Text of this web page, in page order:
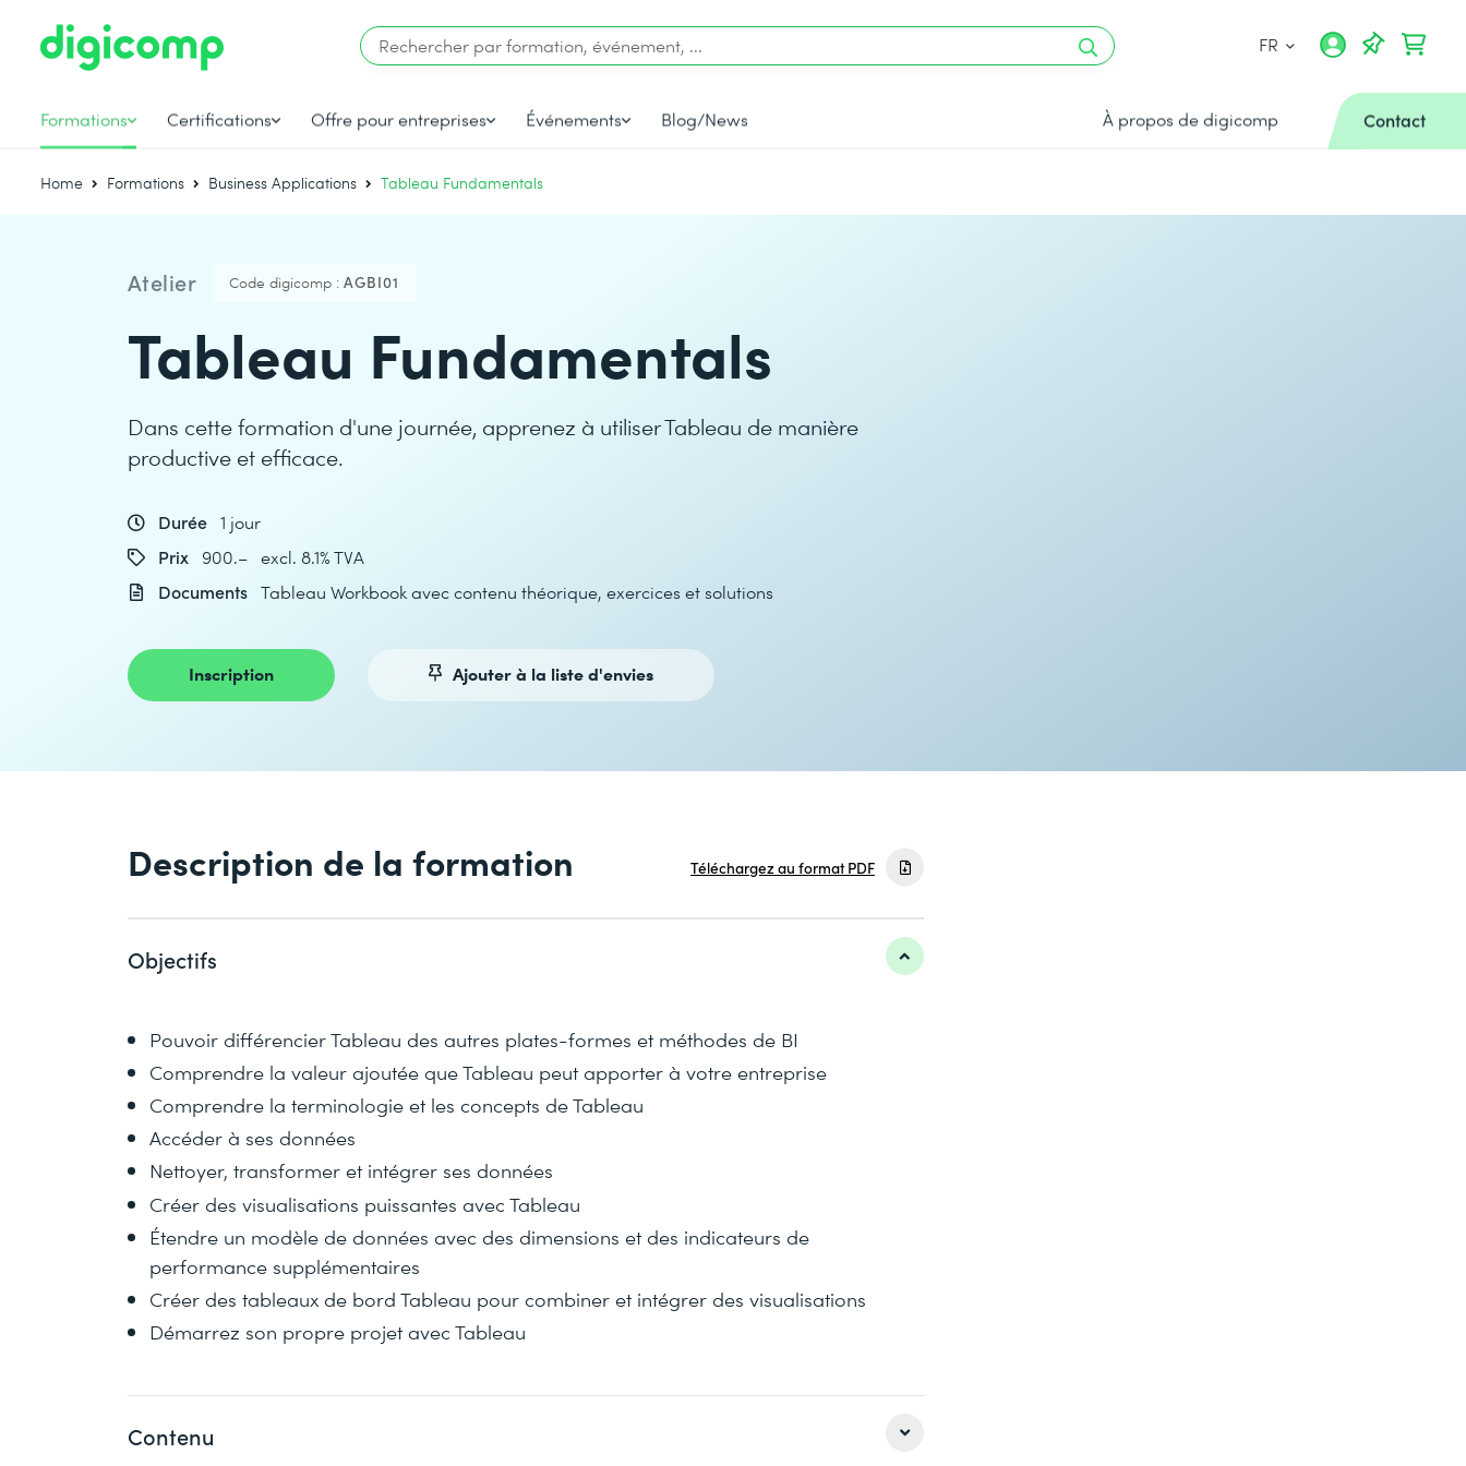
FR
Formations Certifications Offre pour entreprises Événements Blog/News À propos de digicomp Contact
Home Formations Business Applications Tableau Fundamentals
Atelier Code digicomp : AGBI01
Tableau Fundamentals
Dans cette formation d'une journée, apprenez à utiliser Tableau de manière
productive et efficace.
Durée 1 jour
Prix
900.– excl. 8.1% TVA
Documents Tableau Workbook avec contenu théorique, exercices et solutions
Inscription Ajouter à la liste d'envies
Description de la formation Téléchargez au format PDF
Objectifs
Pouvoir différencier Tableau des autres plates-formes et méthodes de BI
Comprendre la valeur ajoutée que Tableau peut apporter à votre entreprise
Comprendre la terminologie et les concepts de Tableau
Accéder à ses données
Nettoyer, transformer et intégrer ses données
Créer des visualisations puissantes avec Tableau
Étendre un modèle de données avec des dimensions et des indicateurs de
performance supplémentaires
Créer des tableaux de bord Tableau pour combiner et intégrer des visualisations
Démarrez son propre projet avec Tableau
Contenu